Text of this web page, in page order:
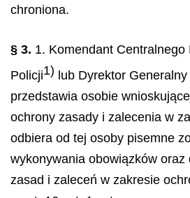
chroniona.
§ 3. 1. Komendant Centralnego
Policji1) lub Dyrektor Generalny
przedstawia osobie
ochrony zasady i zalecenia w
odbiera od tej osoby pisemne
wykonywania obowiązków oraz
zasad i zaleceń w zakresie